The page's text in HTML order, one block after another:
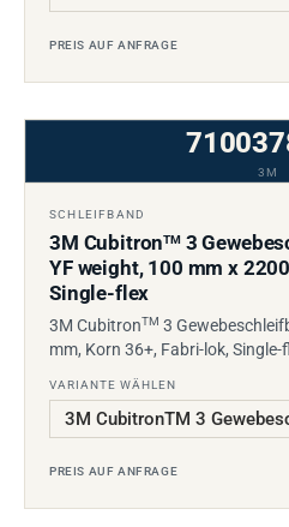
PREIS AUF ANFRAGE
3M
SCHLEIFBAND
3M CubitronTM3
YF weight, 100 mm x
Single-flex
3M CubitronTM 3
mm, Korn 36+, Fabri-lok, Single-
VARIANTE WÄHLEN
PREIS AUF ANFRAGE